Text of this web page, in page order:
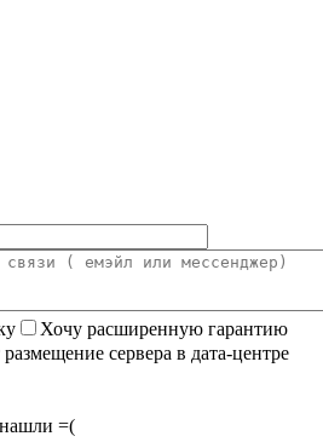
Хочу расширенную гарантию
сервера в дата-центре
=(